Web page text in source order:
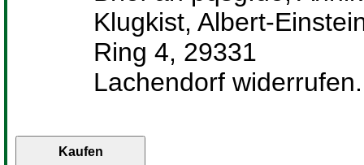
Klugkist, Albert-
Ring 4, 29331
Lachendorf widerrufen.